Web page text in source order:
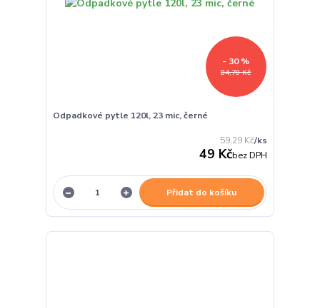
84,70 Kč
- 30 %
Odpadkové pytle 120l, 23 mic, černé
59,29 Kč/ks
49 Kčbez DPH
Přidat do košíku